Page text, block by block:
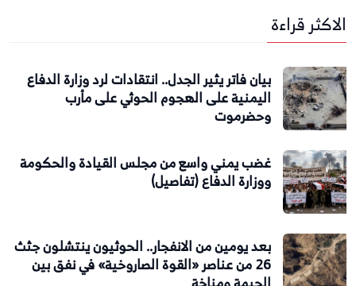
الاكثر قراءة
بيان فاتر يثير الجدل.. انتقادات لرد وزارة الدفاع
اليمنية على الهجوم الحوثي على مأرب
وحضرموت
غضب يمني واسع من مجلس القيادة والحكومة
ووزارة الدفاع (تفاصيل)
بعد يومين من الانفجار.. الحوثيون ينتشلون جثث
26 من عناصر «القوة الصاروخية» في نفق بين